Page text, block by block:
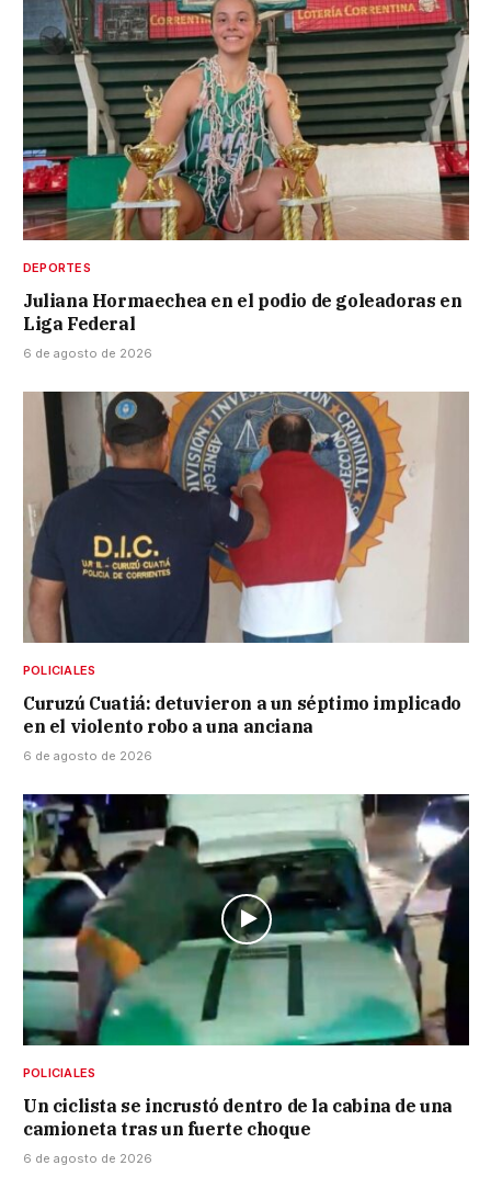
DEPORTES
Juliana Hormaechea en el podio de goleadoras en
Liga Federal
6 de agosto de 2026
POLICIALES
Curuzú Cuatiá: detuvieron a un séptimo implicado
en el violento robo a una anciana
6 de agosto de 2026
POLICIALES
Un ciclista se incrustó dentro de la cabina de una
camioneta tras un fuerte choque
6 de agosto de 2026